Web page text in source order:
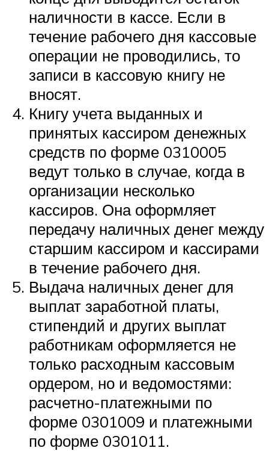
наличности в кассе. Если в
течение рабочего дня кассовые
операции не проводились, то
записи в кассовую книгу не
вносят.
Книгу учета выданных и
принятых кассиром денежных
средств по форме 0310005
ведут только в случае, когда в
организации несколько
кассиров. Она оформляет
передачу наличных денег между
старшим кассиром и кассирами
в течение рабочего дня.
Выдача наличных денег для
выплат заработной платы,
стипендий и других выплат
работникам оформляется не
только расходным кассовым
ордером, но и ведомостями:
расчетно-платежными по
форме 0301009 и платежными
по форме 0301011.